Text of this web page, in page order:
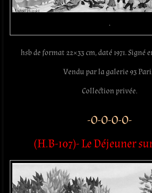
.
hsb de format 22×33 cm, daté 1971. Signé
Vendu par la galerie 93
Collection privée.
-O-O-O-O-
(H.B-107)- Le Déjeuner